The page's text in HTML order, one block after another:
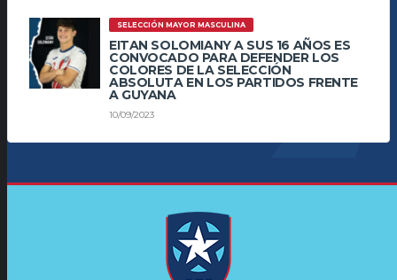
SELECCIÓN MAYOR MASCULINA
EITAN SOLOMIANY A SUS 16 AÑOS ES
CONVOCADO PARA DEFENDER LOS
COLORES DE LA SELECCIÓN
ABSOLUTA EN LOS PARTIDOS FRENTE
A GUYANA
10/09/2023